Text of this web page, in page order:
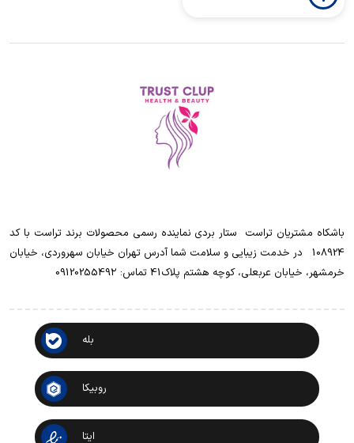
باشکاه مشتریان تراست ‌ ‌ستار بردی نماینده رسمی محصولات برند تراست با کد
108924 ‌ ‌ در خدمت زیبایی و سلامت شما آدرس تهران خیابان سهروردی، خیابان
خرمشهر، خیابان عربعلی، کوچه هشتم پلاک41 تماس: 0912025549۲
بله
روبیکا
ایتا